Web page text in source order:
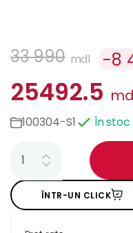
33 990 mdl -8
25492.5
100304-S1 În stoc
ÎNTR-UN CLICK